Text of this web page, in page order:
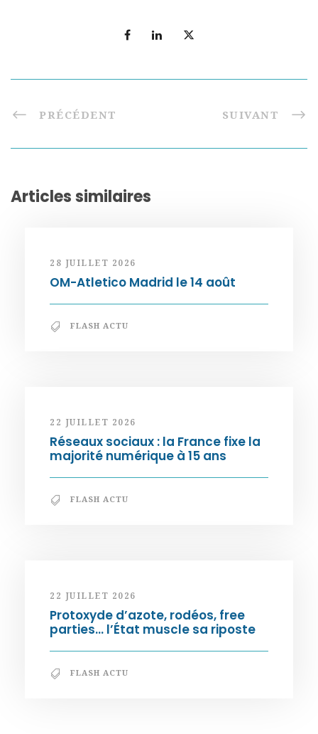
PRÉCÉDENT SUIVANT
Articles similaires
28 JUILLET 2026
OM-Atletico Madrid le 14 août
FLASH ACTU
22 JUILLET 2026
Réseaux sociaux : la France fixe la
majorité numérique à 15 ans
FLASH ACTU
22 JUILLET 2026
Protoxyde d’azote, rodéos, free
parties… l’État muscle sa riposte
FLASH ACTU